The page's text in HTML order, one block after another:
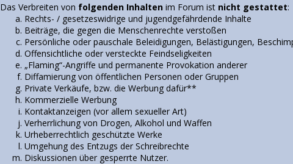
Das Verbreiten von folgenden Inhalten im Forum ist nicht gestattet:
Rechts- / gesetzeswidrige und jugendgefährdende Inhalte
Beiträge, die gegen die Menschenrechte verstoßen
Persönliche oder pauschale Beleidigungen, Belästigungen,
Offensichtliche oder versteckte Feindseligkeiten
„Flaming“-Angriffe und permanente Provokation anderer
Diffamierung von öffentlichen Personen oder Gruppen
Private Verkäufe, bzw. die Werbung dafür**
Kommerzielle Werbung
Kontaktanzeigen (vor allem sexueller Art)
Verherrlichung von Drogen, Alkohol und Waffen
Urheberrechtlich geschützte Werke
Umgehung des Entzugs der Schreibrechte
Diskussionen über gesperrte Nutzer.